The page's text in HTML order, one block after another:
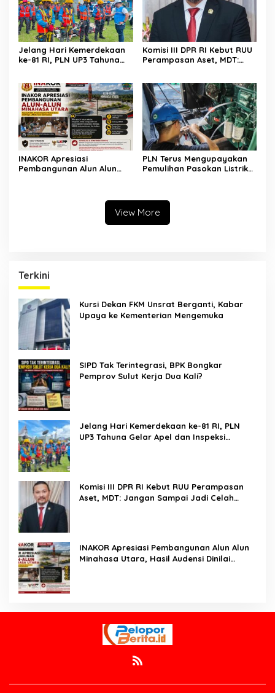
Jelang Hari Kemerdekaan
ke-81 RI, PLN UP3 Tahuna
Keandalan Listrik
Kepulauan Nusa Utara
Komisi III DPR RI Kebut RUU
Perampasan Aset, MDT:
INAKOR Apresiasi
Pembangunan Alun Alun
PLN Terus Mengupayakan
Pemulihan Pasokan Listrik
View More
Terkini
Kursi Dekan FKM Unsrat Berganti, Kabar
Upaya ke Kementerian Mengemuka
SIPD Tak Terintegrasi, BPK Bongkar
Pemprov Sulut Kerja Dua Kali?
Jelang Hari Kemerdekaan ke-81 RI, PLN
UP3 Tahuna Gelar Apel dan Inspeksi
Komisi III DPR RI Kebut RUU Perampasan
Aset, MDT: Jangan Sampai Jadi Celah
INAKOR Apresiasi Pembangunan Alun Alun
Minahasa Utara, Hasil Audensi Dinilai